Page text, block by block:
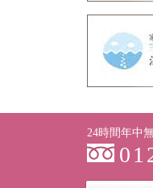
24時間年中